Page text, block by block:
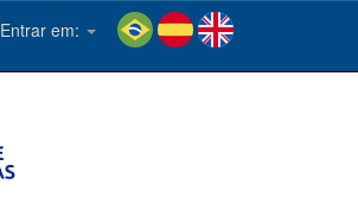
Entrar em: